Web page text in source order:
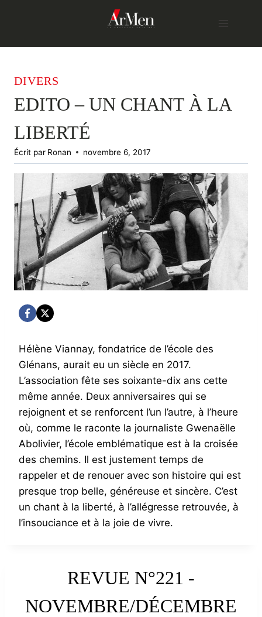
DIVERS
EDITO – UN CHANT À LA
LIBERTÉ
Écrit par Ronan novembre 6, 2017
Hélène Viannay, fondatrice de l’école des
Glénans, aurait eu un siècle en 2017.
L’association fête ses soixante-dix ans cette
même année. Deux anniversaires qui se
rejoignent et se renforcent l’un l’autre, à l’heure
où, comme le raconte la journaliste Gwenaëlle
Abolivier, l’école emblématique est à la croisée
des chemins. Il est justement temps de
rappeler et de renouer avec son histoire qui est
presque trop belle, généreuse et sincère. C’est
un chant à la liberté, à l’allégresse retrouvée, à
l’insouciance et à la joie de vivre.
REVUE N°221 -
NOVEMBRE/DÉCEMBRE